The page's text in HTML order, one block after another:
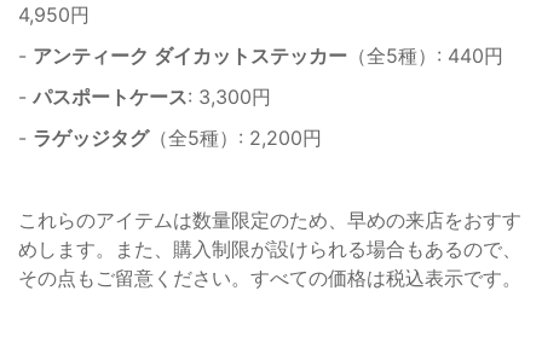
4,950円
- アンティーク ダイカットステッカー （全5種）: 440円
- パスポートケース: 3,300円
- ラゲッジタグ（全5種）: 2,200円
これらのアイテムは数量限定のため、早めの来店をおすす
めします。また、購入制限が設けられる場合もあるので、
その点もご留意ください。すべての価格は税込表示です。